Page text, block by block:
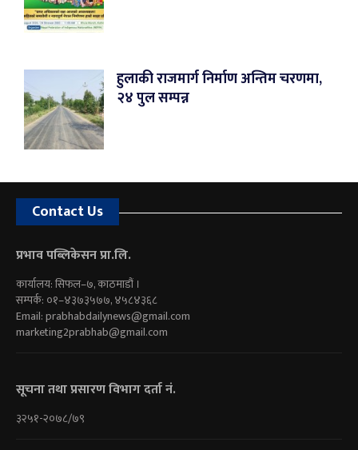
हुलाकी राजमार्ग निर्माण अन्तिम चरणमा,
२४ पुल सम्पन्न
Contact Us
प्रभाव पब्लिकेसन प्रा.लि.
कार्यालय: सिफल–७, काठमाडौं ।
सम्पर्क: ०१–४३७३५७७, ४५८४३६८
Email:prabhabdailynews@gmail.com
marketing2prabhab@gmail.com
सूचना तथा प्रसारण विभाग दर्ता नं.
३२५१-२०७८/७९